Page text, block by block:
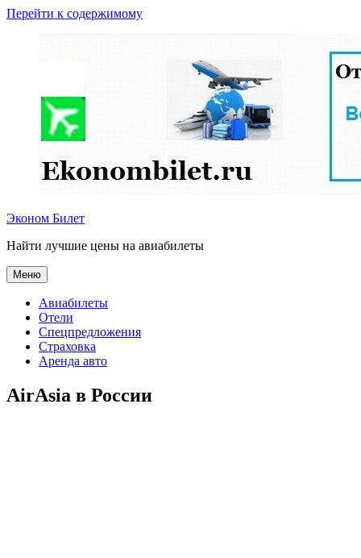
Перейти к содержимому
Эконом Билет
Найти лучшие цены на авиабилеты
Меню
Авиабилеты
Отели
Спецпредложения
Страховка
Аренда авто
AirAsia в России